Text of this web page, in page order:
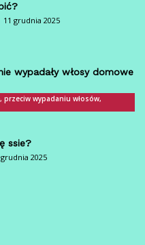
11 grudnia 2025
wypadały włosy domowe
przeciw wypadaniu włosów,
ssie?
grudnia 2025